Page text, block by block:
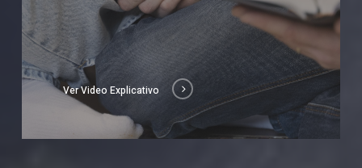
Ver Video Explicativo